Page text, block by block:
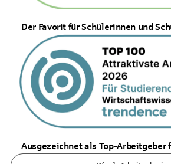
Der Favorit für Schülerinnen und
Ausgezeichnet als Top-Arbeitgeber